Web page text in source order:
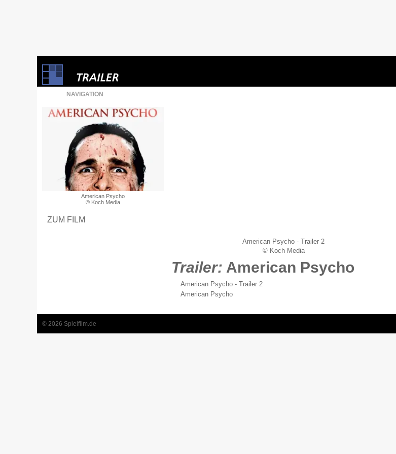
NAVIGATION
American Psycho
© Koch Media
ZUM FILM
American Psycho - Trailer 2
© Koch Media
Trailer: American Psycho
American Psycho - Trailer 2
American Psycho
© 2026 Spielfilm.de